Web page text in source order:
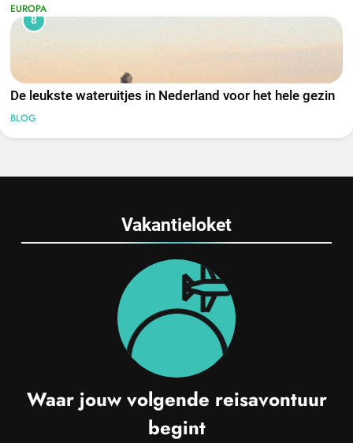
EUROPA
8
De leukste wateruitjes in Nederland voor het hele gezin
BLOG
Vakantieloket
Waar jouw volgende reisavontuur
begint